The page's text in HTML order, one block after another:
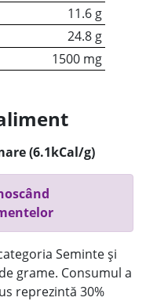
11.6 g
24.8 g
1500 mg
(6.1kCal/g)
Seminte și
grame. Consumul a
reprezintă 30%